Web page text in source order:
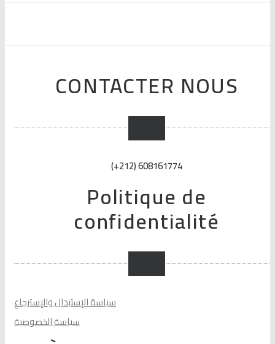
CONTACTER NOUS
(+212) 608161774
Politique de
confidentialité
سياسة الإستبدال والإسترجاع
سياسة الخصوصية